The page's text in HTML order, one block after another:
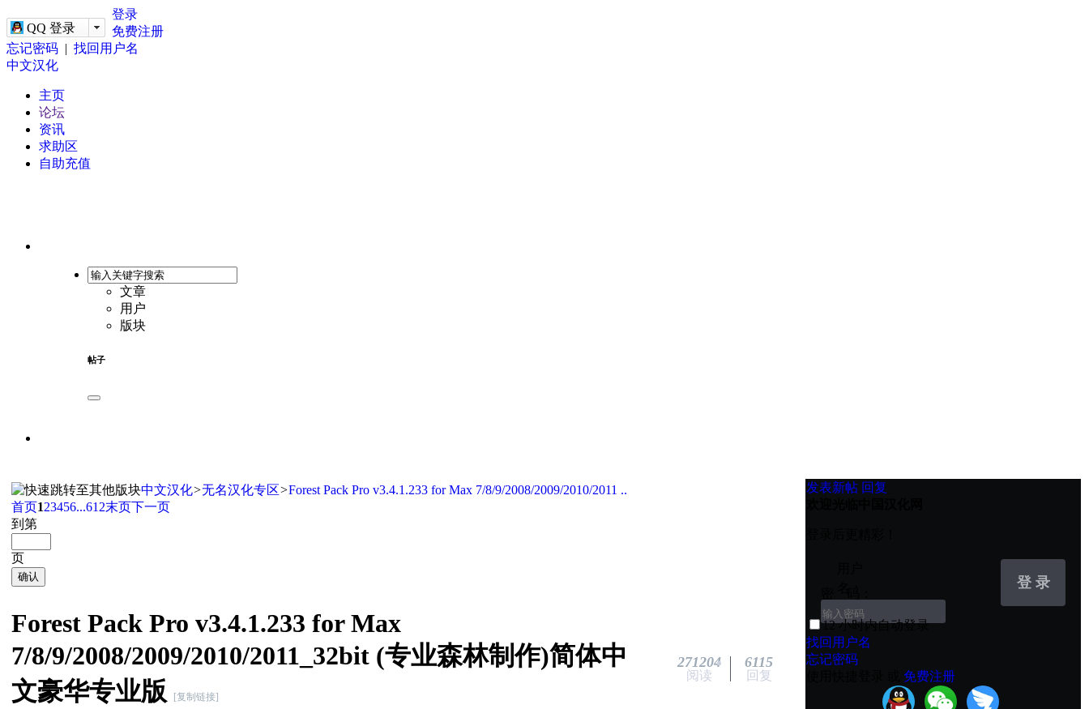
QQ 登录
登录
免费注册
忘记密码 | 找回用户名
中文汉化
主页
论坛
资讯
求助区
自助充值
文章
用户
版块
帖子
中文汉化>无名汉化专区>Forest Pack Pro v3.4.1.233 for Max 7/8/9/2008/2009/2010/2011 ..
首页123456...612末页下一页
到第
页
确认
Forest Pack Pro v3.4.1.233 for Max
7/8/9/2008/2009/2010/2011_32bit (专业森林制作)简体中
文豪华专业版
[复制链接]
271204
阅读
6115
回复
发表新帖 回复
登 录
12 小时内自动登录
找回用户名
忘记密码
免费注册